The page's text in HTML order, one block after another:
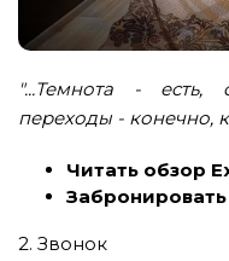
"...Темнота - есть,
переходы - конечно,
Читать обзор
Забронировать
2. Звонок